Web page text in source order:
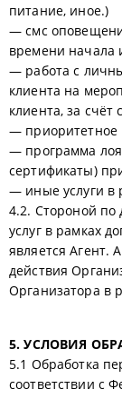
питание, иное.)
— смс
времени начала
— работа с
клиента на
клиента, за счёт
— приоритетное
— программа
сертификаты)
— иные услуги в
4.2. Стороной по
услуг в рамках
является Агент.
действия
Организатора в
5. УСЛОВИЯ
5.1 Обработка
соответствии с